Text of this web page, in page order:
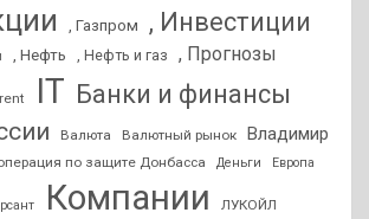
, Газпром , Инвестиции
, Нефть , Нефть и газ , Прогнозы
IT Банки и финансы
Валюта Валютный рынок
Владимир
по защите Донбасса Деньги Европа
Компании ЛУКОЙЛ